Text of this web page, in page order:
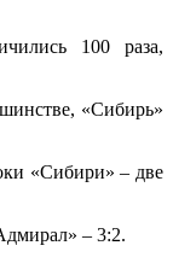
100 раза,
«Сибирь»
«Сибири» – две
– 3:2.